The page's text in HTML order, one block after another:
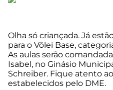
Olha só criançada. Já
para o Vôlei Base,
As aulas serão
Isabel, no Ginásio
Schreiber. Fique atento
estabelecidos pelo DME.